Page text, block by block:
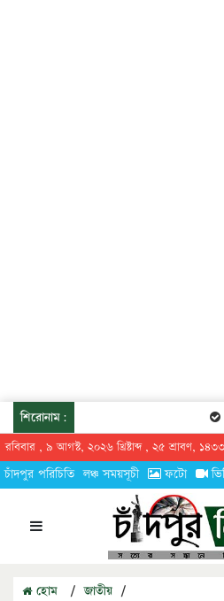
শিরোনাম:
রবিবার , ৯ আগস্ট, ২০২৬ খ্রিষ্টাব্দ , ২৫ শ্রাবণ, ১৪৩৩
চাঁদপুর পরিচিতি লঞ্চ সময়সূচী ফটো
হোম / জাতীয় /